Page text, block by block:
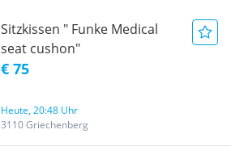
Sitzkissen " Funke Medical
seat cushon"
€ 75
Heute, 20:48 Uhr
3110 Griechenberg